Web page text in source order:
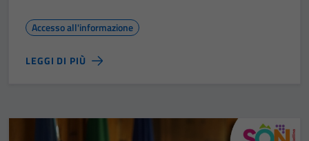
Accesso all'informazione
LEGGI DI PIÙ